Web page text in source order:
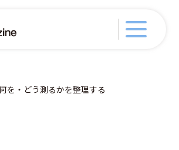
を・どう測るかを整理する